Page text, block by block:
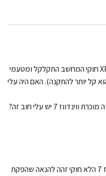
הנה ברשותי היה מחשב שעליו ווינדווז XP חוקי המחשב התקלקל ומטעמי
ווינדווז 7 לא חוקי (הוא קל יותר להתקנה). האם היה עלי
7 יש עלי חוב זה?
נראה שאם ההנאה שאתה מפיק מווינדוז 7 הלא חוקי זהה להנאה שהפקת